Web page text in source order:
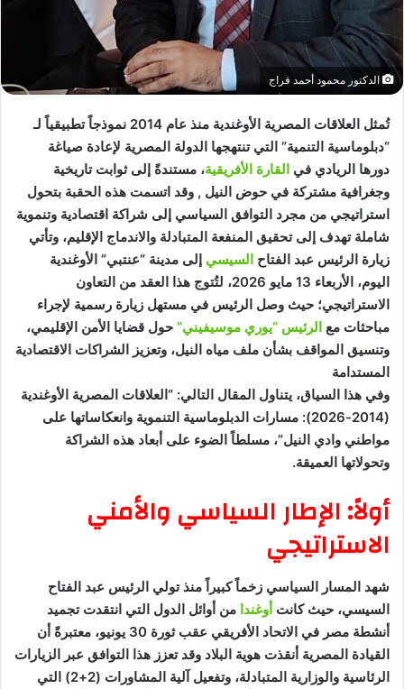
الدكتور محمود أحمد فراج
تُمثل العلاقات المصرية الأوغندية منذ عام 2014 نموذجاً تطبيقياً لـ
“دبلوماسية التنمية” التي تنتهجها الدولة المصرية لإعادة صياغة
دورها الريادي في القارة الأفريقية، مستندةً إلى ثوابت تاريخية
وجغرافية مشتركة في حوض النيل , وقد اتسمت هذه الحقبة بتحول
استراتيجي من مجرد التوافق السياسي إلى شراكة اقتصادية وتنموية
شاملة تهدف إلى تحقيق المنفعة المتبادلة والاندماج الإقليم، وتأتي
زيارة الرئيس عبد الفتاح السيسي إلى مدينة “عنتبي” الأوغندية
اليوم، الأربعاء 13 مايو 2026، لتُتوج هذا العقد من التعاون
الاستراتيجي؛ حيث وصل الرئيس في مستهل زيارة رسمية لإجراء
مباحثات مع الرئيس “يوري موسيفيني” حول قضايا الأمن الإقليمي،
وتنسيق المواقف بشأن ملف مياه النيل، وتعزيز الشراكات الاقتصادية
المستدامة
وفي هذا السياق، يتناول المقال التالي: “العلاقات المصرية الأوغندية
(2014-2026): مسارات الدبلوماسية التنموية وانعكاساتها على
مواطني وادي النيل”، مسلطاً الضوء على أبعاد هذه الشراكة
وتحولاتها العميقة.
أولاً: الإطار السياسي والأمني
الاستراتيجي
شهد المسار السياسي زخماً كبيراً منذ تولي الرئيس عبد الفتاح
السيسي، حيث كانت أوغندا من أوائل الدول التي انتقدت تجميد
أنشطة مصر في الاتحاد الأفريقي عقب ثورة 30 يونيو، معتبرةً أن
القيادة المصرية أنقذت هوية البلاد وقد تعزز هذا التوافق عبر الزيارات
الرئاسية والوزارية المتبادلة، وتفعيل آلية المشاورات (2+2) التي